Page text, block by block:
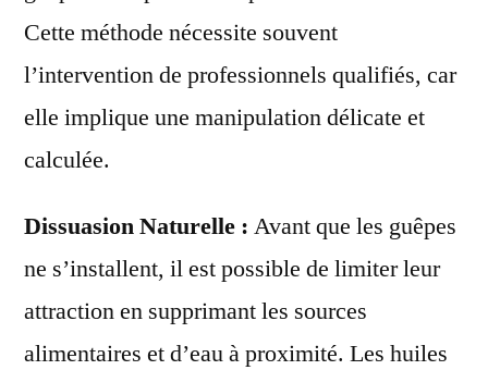
Cette méthode nécessite souvent
l’intervention de professionnels qualifiés, car
elle implique une manipulation délicate et
calculée.
Dissuasion Naturelle : Avant que les guêpes
ne s’installent, il est possible de limiter leur
attraction en supprimant les sources
alimentaires et d’eau à proximité. Les huiles